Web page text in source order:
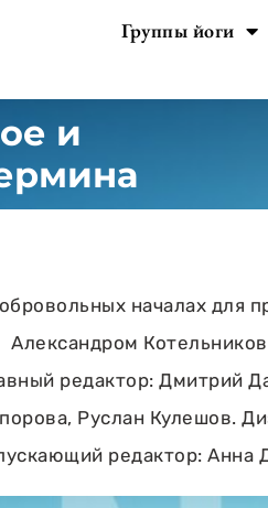
Группы йоги
и
началах для
Александром
редактор: Дмитрий
Руслан Кулешов.
редактор: Анна